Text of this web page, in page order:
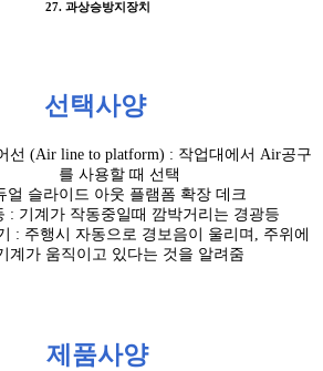
27. 과상승방지장치
선택사양
선 (Air line to platform) : 작업대에서 Air공구
를 사용할 때 선택
얼 슬라이드 아웃 플램폼 확장 데크
: 기계가 작동중일때 깜박거리는 경광등
: 주행시 자동으로 경보음이 울리며, 주위에
계가 움직이고 있다는 것을 알려줌
제품사양